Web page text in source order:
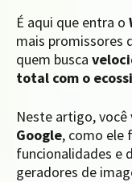
É aqui que entra o
mais promissores
quem busca
total com o
Neste artigo, você
Google, como ele
funcionalidades e
geradores de